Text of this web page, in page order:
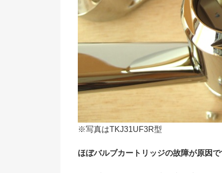
※写真はTKJ31UF3R型
ほぼバルブカートリッジの故障が原因